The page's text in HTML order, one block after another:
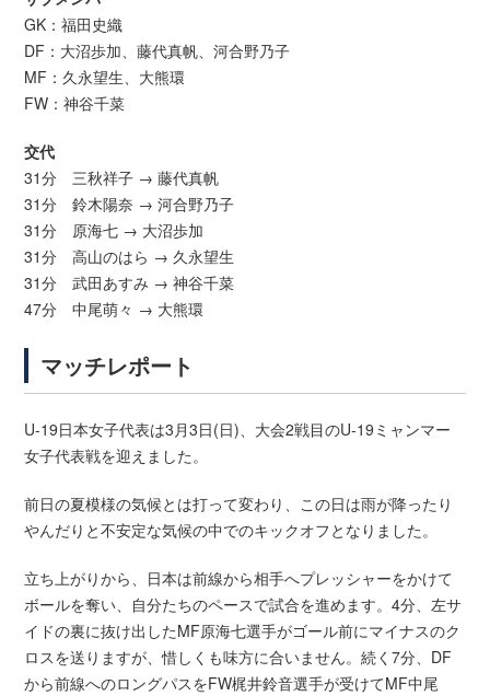
GK：福田史織
DF：大沼歩加、藤代真帆、河合野乃子
MF：久永望生、大熊環
FW：神谷千菜
交代
31分 三秋祥子 → 藤代真帆
31分 鈴木陽奈 → 河合野乃子
31分 原海七 → 大沼歩加
31分 高山のはら → 久永望生
31分 武田あすみ → 神谷千菜
47分 中尾萌々 → 大熊環
マッチレポート
U-19日本女子代表は3月3日(日)、大会2戦目のU-19ミャンマー
女子代表戦を迎えました。
前日の夏模様の気候とは打って変わり、この日は雨が降ったり
やんだりと不安定な気候の中でのキックオフとなりました。
立ち上がりから、日本は前線から相手へプレッシャーをかけて
ボールを奪い、自分たちのペースで試合を進めます。4分、左サ
イドの裏に抜け出したMF原海七選手がゴール前にマイナスのク
ロスを送りますが、惜しくも味方に合いません。続く7分、DF
から前線へのロングパスをFW梶井鈴音選手が受けてMF中尾